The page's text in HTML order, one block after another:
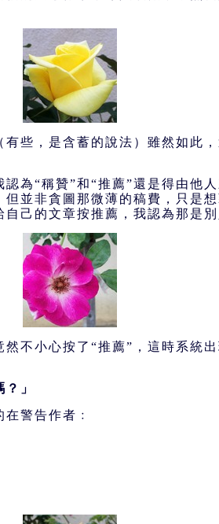
些，是含蓄的說法）雖然如此
為“稱贊”和“推薦”還是得由他
並非貪圖那微薄的稿費，只是
己的文章按推薦，我認為那是別
不小心按了“推薦”，這時系統
」
警告作者﹕